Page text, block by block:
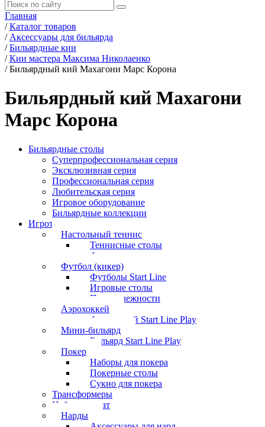
Главная
/ Каталог товаров
/ Аксессуары для бильярда
/ Бильярдные кии
/ Кии мастера Максима Николаенко
/ Бильярдный кий Махагони Марс Корона
Бильярдный кий Махагони
Марс Корона
Бильярдные столы
Суперпрофессиональная серия
Эксклюзивная серия
Профессиональная серия
Любительская серия
Игровое оборудование
Бильярдные коллекции
Игротека
Настольный теннис
Теннисные столы
Аксессуары
Футбол (кикер)
Футболы Start Line
Игровые столы
Принадлежности
Аэрохоккей
Аэрохоккей Start Line Play
Мини-бильярд
Бильярд Start Line Play
Покер
Наборы для покера
Покерные столы
Сукно для покера
Трансформеры
Набор шахмат
Нарды